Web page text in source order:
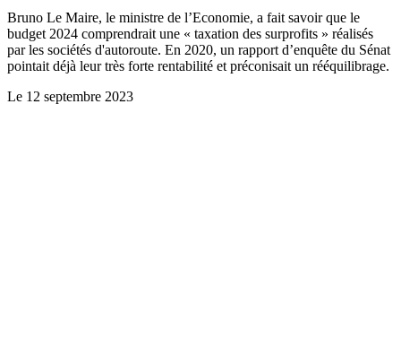
Bruno Le Maire, le ministre de l’Economie, a fait savoir que le
budget 2024 comprendrait une « taxation des surprofits » réalisés
par les sociétés d'autoroute. En 2020, un rapport d’enquête du Sénat
pointait déjà leur très forte rentabilité et préconisait un rééquilibrage.
Le 12 septembre 2023